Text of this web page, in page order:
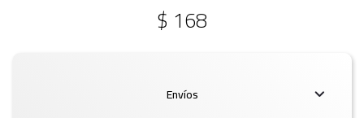
$ 168
Envíos